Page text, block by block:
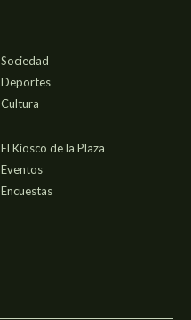
Sociedad
Deportes
Cultura
El Kiosco de la Plaza
Eventos
Encuestas